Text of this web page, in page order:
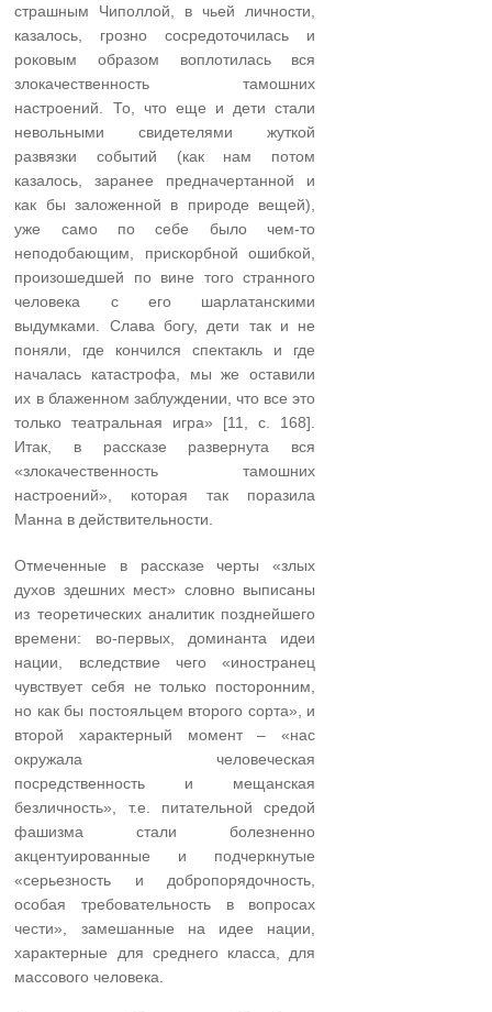
страшным Чиполлой, в чьей личности,
казалось, грозно сосредоточилась и
роковым образом воплотилась вся
злокачественность тамошних
настроений. То, что еще и дети стали
невольными свидетелями жуткой
развязки событий (как нам потом
казалось, заранее предначертанной и
как бы заложенной в природе вещей),
уже само по себе было чем-то
неподобающим, прискорбной ошибкой,
произошедшей по вине того странного
человека с его шарлатанскими
выдумками. Слава богу, дети так и не
поняли, где кончился спектакль и где
началась катастрофа, мы же оставили
их в блаженном заблуждении, что все это
только театральная игра» [11, с. 168].
Итак, в рассказе развернута вся
«злокачественность тамошних
настроений», которая так поразила
Манна в действительности.
Отмеченные в рассказе черты «злых
духов здешних мест» словно выписаны
из теоретических аналитик позднейшего
времени: во-первых, доминанта идеи
нации, вследствие чего «иностранец
чувствует себя не только посторонним,
но как бы постояльцем второго сорта», и
второй характерный момент – «нас
окружала человеческая
посредственность и мещанская
безличность», т.е. питательной средой
фашизма стали болезненно
акцентуированные и подчеркнутые
«серьезность и добропорядочность,
особая требовательность в вопросах
чести», замешанные на идее нации,
характерные для среднего класса, для
массового человека.